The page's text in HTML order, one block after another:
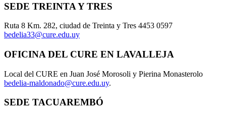
SEDE TREINTA Y TRES
Ruta 8 Km. 282, ciudad de Treinta y Tres 4453 0597
bedelia33@cure.edu.uy
OFICINA DEL CURE EN LAVALLEJA
Local del CURE en Juan José Morosoli y Pierina Monasterolo
bedelia-maldonado@cure.edu.uy.
SEDE TACUAREMBÓ